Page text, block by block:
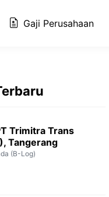
Gaji Perusahaan
Trimitra Trans
Tangerang
(B-Log)